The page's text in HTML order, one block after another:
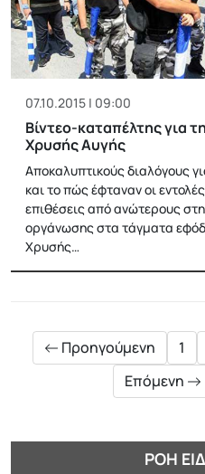
07.10.2015 | 09:00
Βίντεο-καταπέλτης για
Χρυσής Αυγής
Αποκαλυπτικούς διαλόγους
και το πώς έφταναν οι εντολές
επιθέσεις από ανώτερους
οργάνωσης στα τάγματα
Χρυσής…
Προηγούμενη 1
Επόμενη
ΡΟΉ